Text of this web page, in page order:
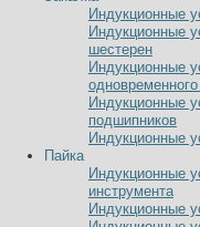
Индукционные
Индукционные
шестерен
Индукционные
одновременного
Индукционные
подшипников
Индукционные
Пайка
Индукционные
инструмента
Индукционные